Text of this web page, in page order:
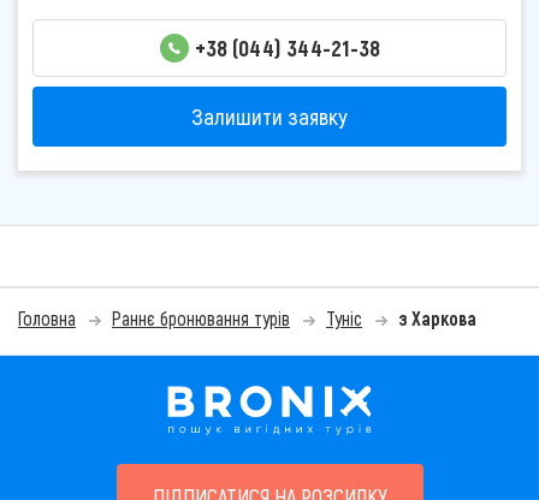
+38 (044) 344-21-38
Залишити заявку
Головна Раннє бронювання турів Туніс з Харкова